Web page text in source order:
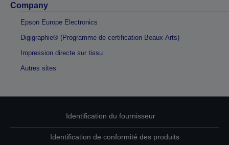
Company
Epson Europe Electronics
Digigraphie® (Programme de certification Beaux-Arts)
Impression directe sur tissu
Autres sites
Identification du fournisseur
Identification de conformité des produits